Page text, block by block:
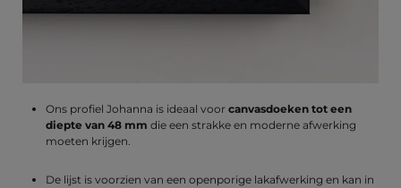
Ons profiel Johanna is ideaal voor canvasdoeken tot een
diepte van 48 mm die een strakke en moderne afwerking
moeten krijgen.
De lijst is voorzien van een openporige lakafwerking en kan in